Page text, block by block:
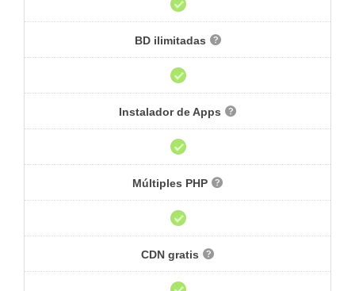
BD ilimitadas
Instalador de Apps
Múltiples PHP
CDN gratis